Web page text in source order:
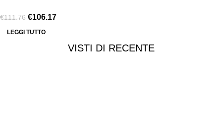
€111.76 €106.17
LEGGI TUTTO
VISTI DI RECENTE